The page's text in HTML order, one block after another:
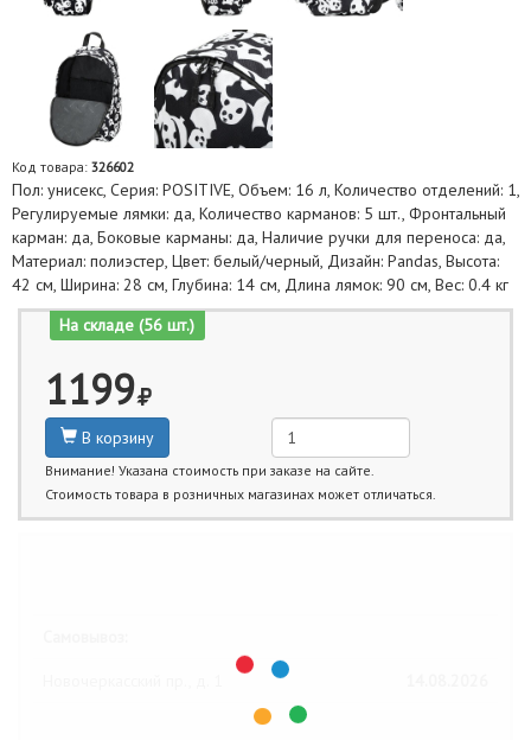
Код товара: 326602
Пол: унисекс, Серия: POSITIVE, Объем: 16 л, Количество отделений: 1,
Регулируемые лямки: да, Количество карманов: 5 шт., Фронтальный
карман: да, Боковые карманы: да, Наличие ручки для переноса: да,
Материал: полиэстер, Цвет: белый/черный, Дизайн: Pandas, Высота:
42 см, Ширина: 28 см, Глубина: 14 см, Длина лямок: 90 см, Вес: 0.4 кг
На складе (56 шт.)
1199
В корзину
Внимание! Указана стоимость при заказе на сайте.
Стоимость товара в розничных магазинах может отличаться.